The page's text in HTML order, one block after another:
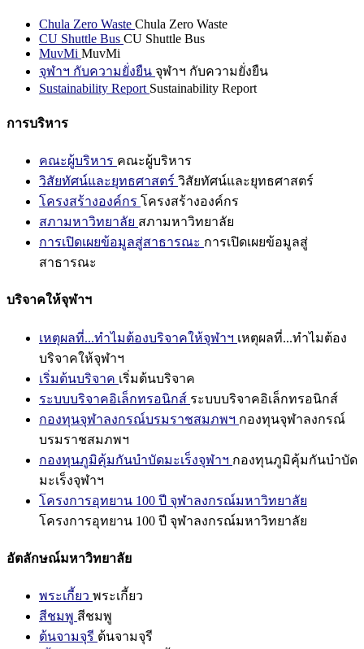
Chula Zero Waste Chula Zero Waste
CU Shuttle Bus CU Shuttle Bus
MuvMi MuvMi
จุฬาฯ กับความยั่งยืน จุฬาฯ กับความยั่งยืน
Sustainability Report Sustainability Report
การบริหาร
คณะผู้บริหาร คณะผู้บริหาร
วิสัยทัศน์และยุทธศาสตร์ วิสัยทัศน์และยุทธศาสตร์
โครงสร้างองค์กร โครงสร้างองค์กร
สภามหาวิทยาลัย สภามหาวิทยาลัย
การเปิดเผยข้อมูลสู่สาธารณะ การเปิดเผยข้อมูลสู่
สาธารณะ
บริจาคให้จุฬาฯ
เหตุผลที่...ทำไมต้องบริจาคให้จุฬาฯ เหตุผลที่...ทำไมต้อง
บริจาคให้จุฬาฯ
เริ่มต้นบริจาค เริ่มต้นบริจาค
ระบบบริจาคอิเล็กทรอนิกส์ ระบบบริจาคอิเล็กทรอนิกส์
กองทุนจุฬาลงกรณ์บรมราชสมภพฯ กองทุนจุฬาลงกรณ์
บรมราชสมภพฯ
กองทุนภูมิคุ้มกันบำบัดมะเร็งจุฬาฯ กองทุนภูมิคุ้มกันบำบัด
มะเร็งจุฬาฯ
โครงการอุทยาน 100 ปี จุฬาลงกรณ์มหาวิทยาลัย
โครงการอุทยาน 100 ปี จุฬาลงกรณ์มหาวิทยาลัย
อัตลักษณ์มหาวิทยาลัย
พระเกี้ยว พระเกี้ยว
สีชมพู สีชมพู
ต้นจามจุรี ต้นจามจุรี